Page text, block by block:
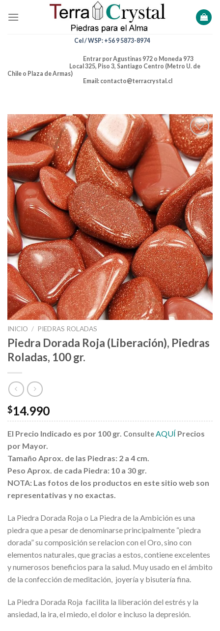
Cel / WSP: +56 9 5873-8974
Entrar por Agustinas 972 o Moneda 973
Local 325, Piso 3, Santiago Centro (Metro U. de
Chile o Plaza de Armas)
Email: contacto@terracrystal.cl
Añadir
a la
lista de
deseos
INICIO / PIEDRAS ROLADAS
Piedra Dorada Roja (Liberación), Piedras
Roladas, 100 gr.
$14.990
El Precio Indicado es por 100 gr. ConsulteAQUÍ Precios
por Mayor.
Tamaño Aprox. de las Piedras: 2 a 4 cm.
Peso Aprox. de cada Piedra: 10 a 30 gr.
NOTA: Las fotos de los productos en este sitio web son
representativas y no exactas.
La Piedra Dorada Roja o La Piedra de la Ambición es una
piedra que a pesar de denominarse principalmente “piedra
dorada” su composición se relacion con el Oro, sino con
elementos naturales, que gracias a estos, contiene excelentes
y numerosos beneficios para la salud. Muy usado en el ámbito
de la confección de meditación, joyería y bisutería fina.
La Piedra Dorada Roja facilita la liberación del estrés y la
ansiedad, la ira, el miedo, el dolor e incluso la depresión.